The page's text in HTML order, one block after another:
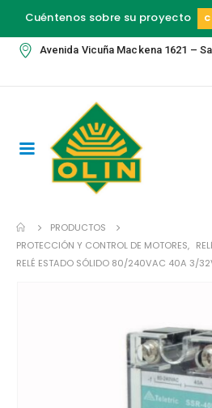
Cuéntenos sobre su proyecto
Avenida Vicuña Mackena 1621 –
PRODUCTOS
PROTECCIÓN Y CONTROL DE MOTORES,
RELÉ ESTADO SÓLIDO 80/240VAC 40A 3/